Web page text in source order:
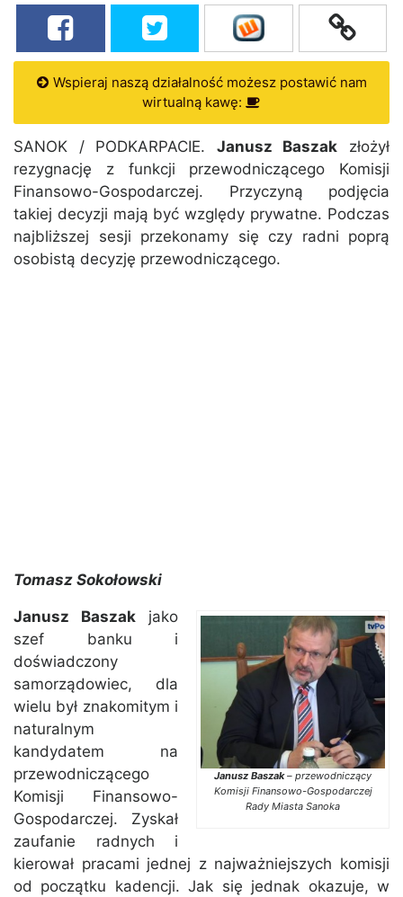
Wspieraj naszą działalność możesz postawić nam
wirtualną kawę:
SANOK / PODKARPACIE. Janusz Baszak złożył
rezygnację z funkcji przewodniczącego Komisji
Finansowo-Gospodarczej. Przyczyną podjęcia
takiej decyzji mają być względy prywatne. Podczas
najbliższej sesji przekonamy się czy radni poprą
osobistą decyzję przewodniczącego.
Tomasz Sokołowski
Janusz Baszak– przewodniczący
Komisji Finansowo-Gospodarczej
Rady Miasta Sanoka
Janusz Baszak jako
szef banku i
doświadczony
samorządowiec, dla
wielu był znakomitym i
naturalnym
kandydatem na
przewodniczącego
Komisji Finansowo-
Gospodarczej. Zyskał
zaufanie radnych i
kierował pracami jednej z najważniejszych komisji
od początku kadencji. Jak się jednak okazuje, w